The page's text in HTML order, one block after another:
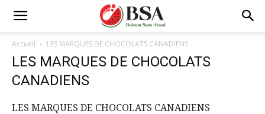
Accueil LES MARQUES DE CHOCOLATS CANADIENS
LES MARQUES DE CHOCOLATS
CANADIENS
LES MARQUES DE CHOCOLATS CANADIENS